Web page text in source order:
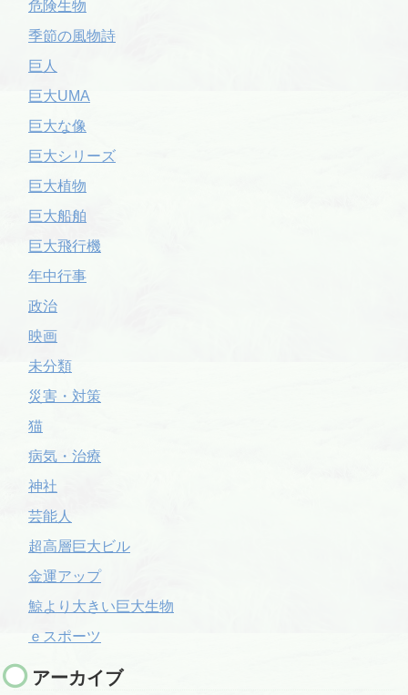
危険生物
季節の風物詩
巨人
巨大UMA
巨大な像
巨大シリーズ
巨大植物
巨大船舶
巨大飛行機
年中行事
政治
映画
未分類
災害・対策
猫
病気・治療
神社
芸能人
超高層巨大ビル
金運アップ
鯨より大きい巨大生物
ｅスポーツ
アーカイブ